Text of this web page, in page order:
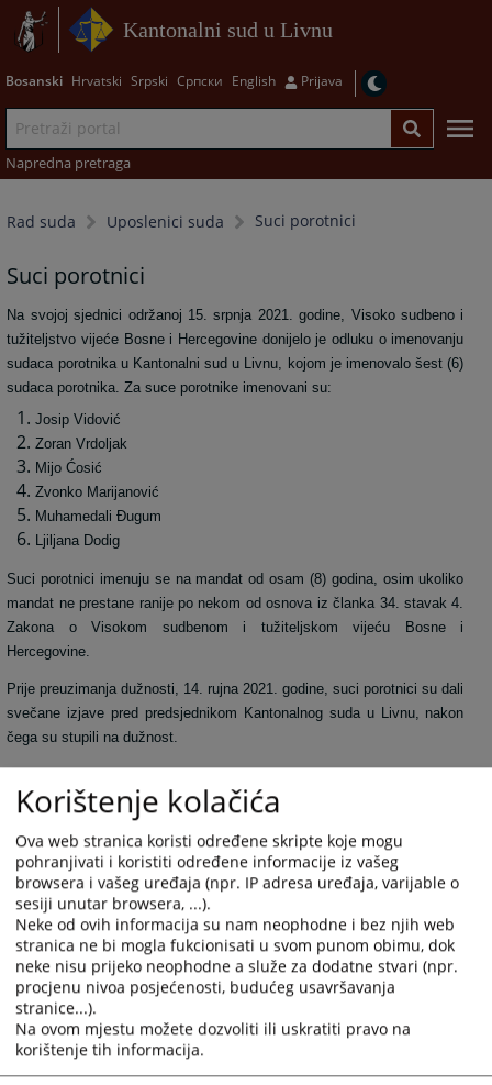
Kantonalni sud u Livnu
Bosanski Hrvatski Srpski Српски English Prijava
Napredna pretraga
Rad suda Uposlenici suda Suci porotnici
Suci porotnici
Na svojoj sjednici održanoj 15. srpnja 2021. godine, Visoko sudbeno i
tužiteljstvo vijeće Bosne i Hercegovine donijelo je odluku o imenovanju
sudaca porotnika u Kantonalni sud u Livnu, kojom je imenovalo šest (6)
sudaca porotnika. Za suce porotnike imenovani su:
Josip Vidović
Zoran Vrdoljak
Mijo Ćosić
Zvonko Marijanović
Muhamedali Đugum
Ljiljana Dodig
Suci porotnici imenuju se na mandat od osam (8) godina, osim ukoliko
mandat ne prestane ranije po nekom od osnova iz članka 34. stavak 4.
Zakona o Visokom sudbenom i tužiteljskom vijeću Bosne i
Hercegovine.
Prije preuzimanja dužnosti, 14. rujna 2021. godine, suci porotnici su dali
svečane izjave pred predsjednikom Kantonalnog suda u Livnu, nakon
čega su stupili na dužnost.
2348 PREGLEDA
Linkovi
Bivši suci porotnici
Prateći dokumenti
Korištenje kolačića
Ova web stranica koristi određene skripte koje mogu
pohranjivati i koristiti određene informacije iz vašeg
browsera i vašeg uređaja (npr. IP adresa uređaja, varijable o
sesiji unutar browsera, ...).
Neke od ovih informacija su nam neophodne i bez njih web
stranica ne bi mogla fukcionisati u svom punom obimu, dok
neke nisu prijeko neophodne a služe za dodatne stvari (npr.
procjenu nivoa posjećenosti, budućeg usavršavanja
stranice...).
Na ovom mjestu možete dozvoliti ili uskratiti pravo na
korištenje tih informacija.